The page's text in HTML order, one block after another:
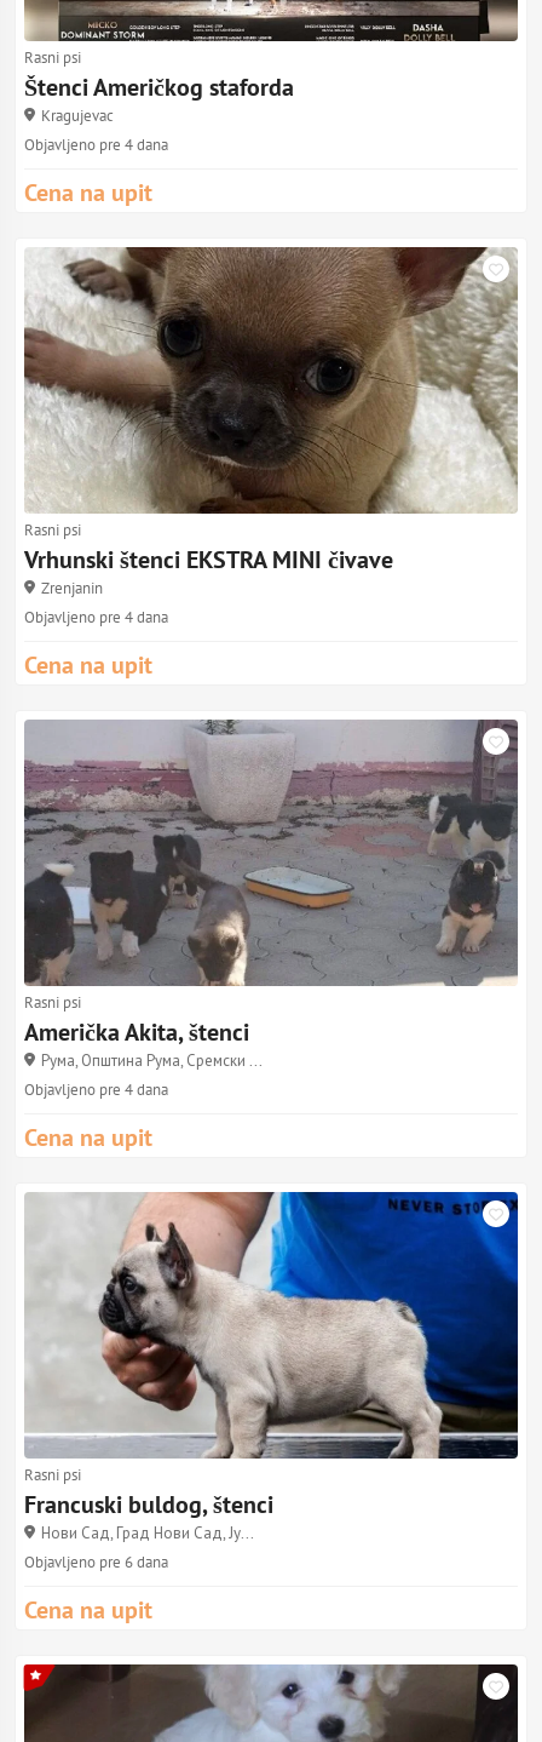
Rasni psi
Štenci Američkog staforda
Kragujevac
Objavljeno pre 4 dana
Cena na upit
Rasni psi
Vrhunski štenci EKSTRA MINI čivave
Zrenjanin
Objavljeno pre 4 dana
Cena na upit
Rasni psi
Američka Akita, štenci
Рума, Општина Рума, Сремски ...
Objavljeno pre 4 dana
Cena na upit
Rasni psi
Francuski buldog, štenci
Нови Сад, Град Нови Сад, Ју...
Objavljeno pre 6 dana
Cena na upit